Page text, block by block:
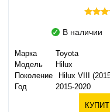
В наличии
Марка
Toyota
Модель
Hilux
Поколение
Hilux VIII
Год
2015-2020